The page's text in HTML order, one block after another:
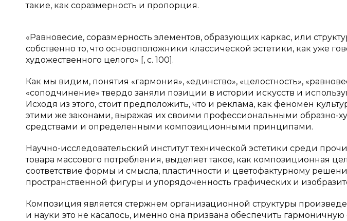
такие, как соразмерность и пропорция.
«Равновесие, соразмерность элементов, образующих каркас, или
собственно то, что основоположники классической эстетики, как уже
художественного целого» [, c. 100].
Как мы видим, понятия «гармония», «единство», «целостность»,
«соподчинение» твердо заняли позиции в истории искусств и
Исходя из этого, стоит предположить, что и реклама, как феномен
этими же законами, выражая их своими профессиональными образно-
средствами и определенными композиционными принципами.
Научно-исследовательский институт технической эстетики среди
товара массового потребления, выделяет такое, как композиционная
соответствие формы и смысла, пластичности и цветофактурному
пространственной фигуры и упорядоченность графических и
Композиция является стержнем организационной структуры
и науки это не касалось, именно она призвана обеспечить